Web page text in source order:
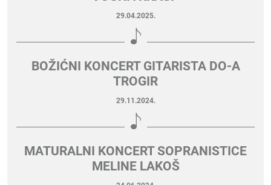
29.04.2025.
BOŽIĆNI KONCERT GITARISTA DO-A
TROGIR
29.11.2024.
MATURALNI KONCERT SOPRANISTICE
MELINE LAKOŠ